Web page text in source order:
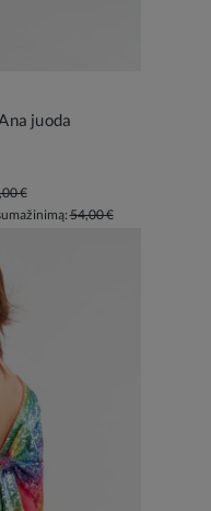
juoda
€
54,00 €